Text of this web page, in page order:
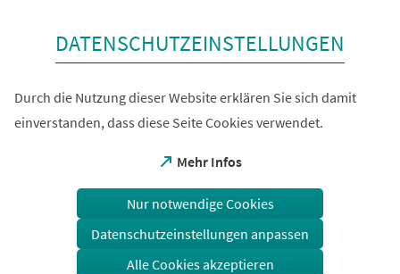
DATENSCHUTZEINSTELLUNGEN
Durch die Nutzung dieser Website erklären Sie sich damit
einverstanden, dass diese Seite Cookies verwendet.
Mehr Infos
(Öffnet
einem
Tab)
Nur notwendige Cookies
Datenschutzeinstellungen anpassen
Alle Cookies akzeptieren